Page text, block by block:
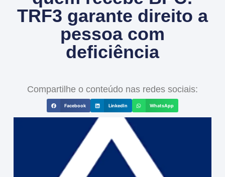
TRF3 garante direito a
pessoa com
deficiência
Compartilhe o conteúdo nas redes sociais:
Facebook LinkedIn WhatsApp